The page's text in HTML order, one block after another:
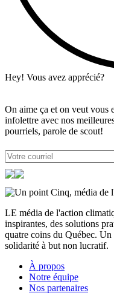
Hey! Vous avez apprécié?
On aime ça et on veut vous
infolettre avec nos
pourriels, parole de scout!
LE média de l'action
inspirantes, des solutions
quatre coins du Québec.
solidarité à but non lucratif.
À propos
Notre équipe
Nos partenaires